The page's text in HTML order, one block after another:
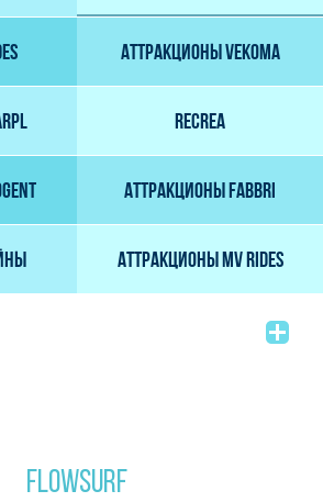
Аттракционы Vekoma
RECREA
Аттракционы Fabbri
Аттракционы MV Rides
FLOWSURF